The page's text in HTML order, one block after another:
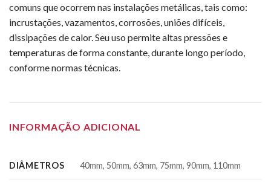
comuns que ocorrem nas instalações metálicas, tais como:
incrustações, vazamentos, corrosões, uniões difíceis,
dissipações de calor. Seu uso permite altas pressões e
temperaturas de forma constante, durante longo período,
conforme normas técnicas.
INFORMAÇÃO ADICIONAL
DIÂMETROS 40mm, 50mm, 63mm, 75mm, 90mm, 110mm